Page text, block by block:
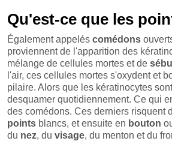
Qu'est-ce que les
Également appelés comédons
proviennent de l'apparition des
mélange de cellules mortes et de
l'air, ces cellules mortes s'oxydent et
pilaire. Alors que les kératinocytes
desquamer quotidiennement. Ce qui
des comédons. Ces derniers risquent
points blancs, et ensuite en bouton
du nez, du visage, du menton et du